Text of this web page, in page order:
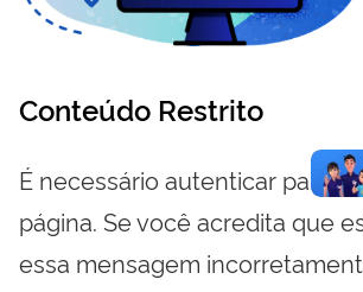
Conteúdo Restrito
É necessário autenticar para
página. Se você acredita que
essa mensagem